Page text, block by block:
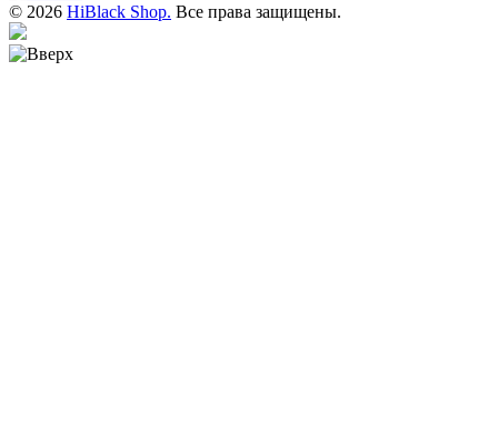
© 2026 HiBlack Shop. Все права защищены.